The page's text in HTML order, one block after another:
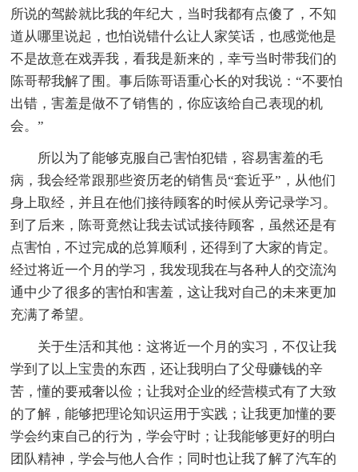
所说的驾龄就比我的年纪大，当时我都有点傻了，不知
道从哪里说起，也怕说错什么让人家笑话，也感觉他是
不是故意在戏弄我，看我是新来的，幸亏当时带我们的
陈哥帮我解了围。事后陈哥语重心长的对我说：“不要怕
出错，害羞是做不了销售的，你应该给自己表现的机
会。”
所以为了能够克服自己害怕犯错，容易害羞的毛
病，我会经常跟那些资历老的销售员“套近乎”，从他们
身上取经，并且在他们接待顾客的时候从旁记录学习。
到了后来，陈哥竟然让我去试试接待顾客，虽然还是有
点害怕，不过完成的总算顺利，还得到了大家的肯定。
经过将近一个月的学习，我发现我在与各种人的交流沟
通中少了很多的害怕和害羞，这让我对自己的未来更加
充满了希望。
关于生活和其他：这将近一个月的实习，不仅让我
学到了以上宝贵的东西，还让我明白了父母赚钱的辛
苦，懂的要戒奢以俭；让我对企业的经营模式有了大致
的了解，能够把理论知识运用于实践；让我更加懂的要
学会约束自己的行为，学会守时；让我能够更好的明白
团队精神，学会与他人合作；同时也让我了解了汽车的